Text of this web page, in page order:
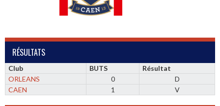
RÉSULTATS
Club BUTS
Résultat
ORLEANS
0
D
CAEN
1 V